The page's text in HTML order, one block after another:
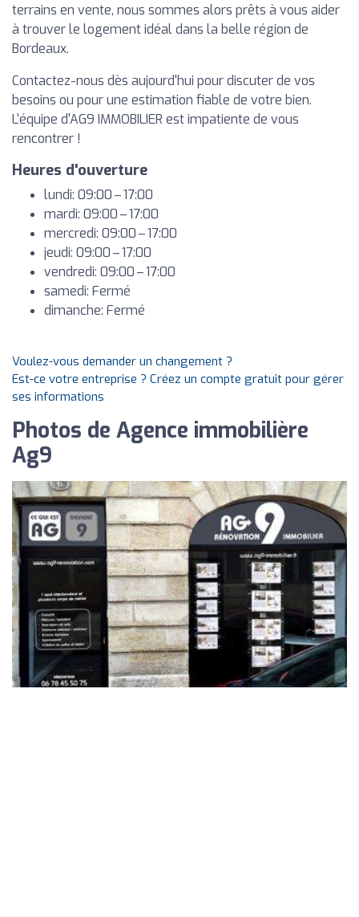
terrains en vente, nous sommes alors prêts à vous aider
à trouver le logement idéal dans la belle région de
Bordeaux.
Contactez-nous dès aujourd'hui pour discuter de vos
besoins ou pour une estimation fiable de votre bien.
L'équipe d'AG9 IMMOBILIER est impatiente de vous
rencontrer !
Heures d'ouverture
lundi: 09:00 – 17:00
mardi: 09:00 – 17:00
mercredi: 09:00 – 17:00
jeudi: 09:00 – 17:00
vendredi: 09:00 – 17:00
samedi: Fermé
dimanche: Fermé
Voulez-vous demander un changement ?
Est-ce votre entreprise ? Créez un compte gratuit pour gérer
ses informations
Photos de Agence immobilière
Ag9